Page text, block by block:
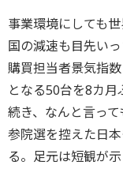
事業環境にしても
国の減速も目先い
購買担当者景気指
となる50台を8カ
続き、なんと言っ
参院選を控えた日
る。足元は短観が